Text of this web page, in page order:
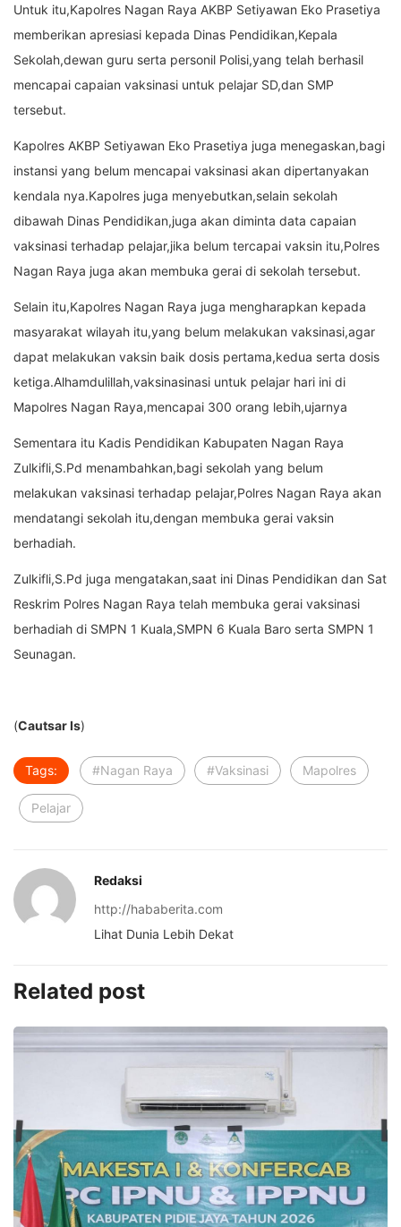
Untuk itu,Kapolres Nagan Raya AKBP Setiyawan Eko Prasetiya
memberikan apresiasi kepada Dinas Pendidikan,Kepala
Sekolah,dewan guru serta personil Polisi,yang telah berhasil
mencapai capaian vaksinasi untuk pelajar SD,dan SMP
tersebut.
Kapolres AKBP Setiyawan Eko Prasetiya juga menegaskan,bagi
instansi yang belum mencapai vaksinasi akan dipertanyakan
kendala nya.Kapolres juga menyebutkan,selain sekolah
dibawah Dinas Pendidikan,juga akan diminta data capaian
vaksinasi terhadap pelajar,jika belum tercapai vaksin itu,Polres
Nagan Raya juga akan membuka gerai di sekolah tersebut.
Selain itu,Kapolres Nagan Raya juga mengharapkan kepada
masyarakat wilayah itu,yang belum melakukan vaksinasi,agar
dapat melakukan vaksin baik dosis pertama,kedua serta dosis
ketiga.Alhamdulillah,vaksinasinasi untuk pelajar hari ini di
Mapolres Nagan Raya,mencapai 300 orang lebih,ujarnya
Sementara itu Kadis Pendidikan Kabupaten Nagan Raya
Zulkifli,S.Pd menambahkan,bagi sekolah yang belum
melakukan vaksinasi terhadap pelajar,Polres Nagan Raya akan
mendatangi sekolah itu,dengan membuka gerai vaksin
berhadiah.
Zulkifli,S.Pd juga mengatakan,saat ini Dinas Pendidikan dan Sat
Reskrim Polres Nagan Raya telah membuka gerai vaksinasi
berhadiah di SMPN 1 Kuala,SMPN 6 Kuala Baro serta SMPN 1
Seunagan.
(Cautsar Is)
Tags: #Nagan Raya #Vaksinasi Mapolres
Pelajar
Redaksi
http://hababerita.com
Lihat Dunia Lebih Dekat
Related post